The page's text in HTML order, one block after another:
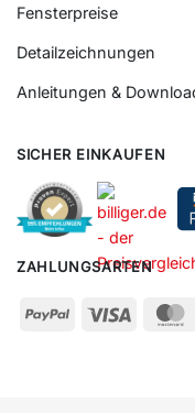
Fensterpreise
Detailzeichnungen
Anleitungen &
SICHER EINKAUFEN
ZAHLUNGSARTEN